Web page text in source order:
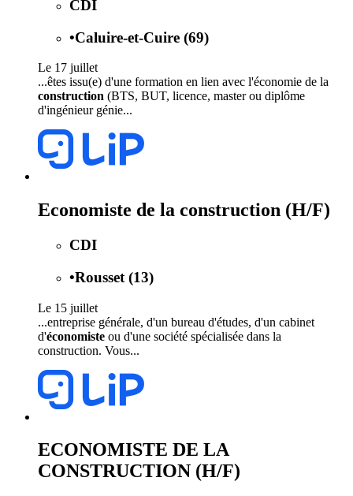
CDI
•Caluire-et-Cuire (69)
Le 17 juillet
...êtes issu(e) d'une formation en lien avec l'économie de la
construction (BTS, BUT, licence, master ou diplôme
d'ingénieur génie...
Economiste de la construction (H/F)
CDI
•Rousset (13)
Le 15 juillet
...entreprise générale, d'un bureau d'études, d'un cabinet
d'économiste ou d'une société spécialisée dans la
construction. Vous...
ECONOMISTE DE LA
CONSTRUCTION (H/F)